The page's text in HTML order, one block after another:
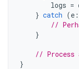
logs =
} catch (e :
//
}
//
}